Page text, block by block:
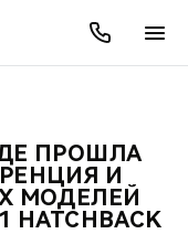
ПРОШЛА
И
МОДЕЛЕЙ
HATCHBACK